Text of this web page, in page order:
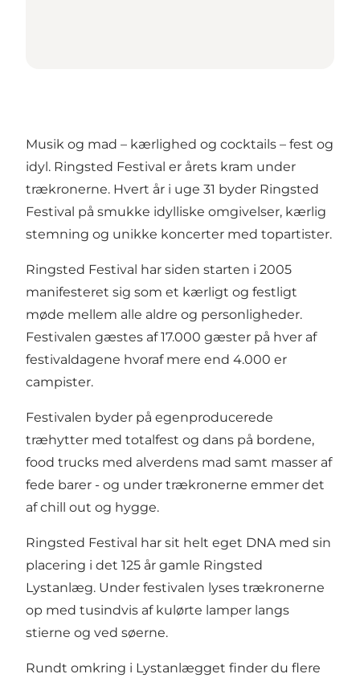
Musik og mad – kærlighed og cocktails – fest og
idyl. Ringsted Festival er årets kram under
trækronerne. Hvert år i uge 31 byder Ringsted
Festival på smukke idylliske omgivelser, kærlig
stemning og unikke koncerter med topartister.
Ringsted Festival har siden starten i 2005
manifesteret sig som et kærligt og festligt
møde mellem alle aldre og personligheder.
Festivalen gæstes af 17.000 gæster på hver af
festivaldagene hvoraf mere end 4.000 er
campister.
Festivalen byder på egenproducerede
træhytter med totalfest og dans på bordene,
food trucks med alverdens mad samt masser af
fede barer - og under trækronerne emmer det
af chill out og hygge.
Ringsted Festival har sit helt eget DNA med sin
placering i det 125 år gamle Ringsted
Lystanlæg. Under festivalen lyses trækronerne
op med tusindvis af kulørte lamper langs
stierne og ved søerne.
Rundt omkring i Lystanlægget finder du flere